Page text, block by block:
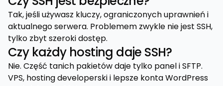
Tak, jeśli używasz kluczy, ograniczonych uprawnień i
aktualnego serwera. Problemem zwykle nie jest SSH,
tylko zbyt szeroki dostęp.
Czy każdy hosting daje SSH?
Nie. Część tanich pakietów daje tylko panel i SFTP.
VPS, hosting developerski i lepsze konta WordPress